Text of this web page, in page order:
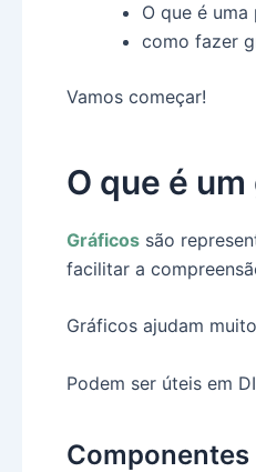
O que é uma
como fazer
Vamos começar!
O que é
Gráficos são
facilitar a
Gráficos ajudam
Podem ser úteis em